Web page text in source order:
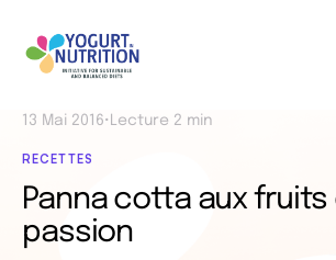
13 Mai 2016• Lecture 2 min
RECETTES
Panna cotta aux fruits
passion